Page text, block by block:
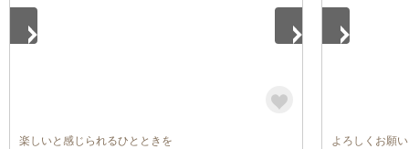
楽しいと感じられるひとときを よろしくお願